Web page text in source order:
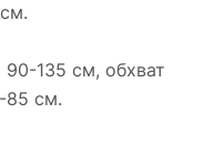
90-135 см, обхват
85 см.